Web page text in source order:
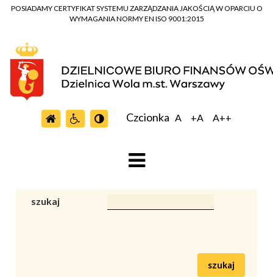
POSIADAMY CERTYFIKAT SYSTEMU ZARZĄDZANIA JAKOŚCIĄ W OPARCIU O
WYMAGANIA NORMY EN ISO 9001:2015
Czcionka A +A A++
szukaj
szukaj